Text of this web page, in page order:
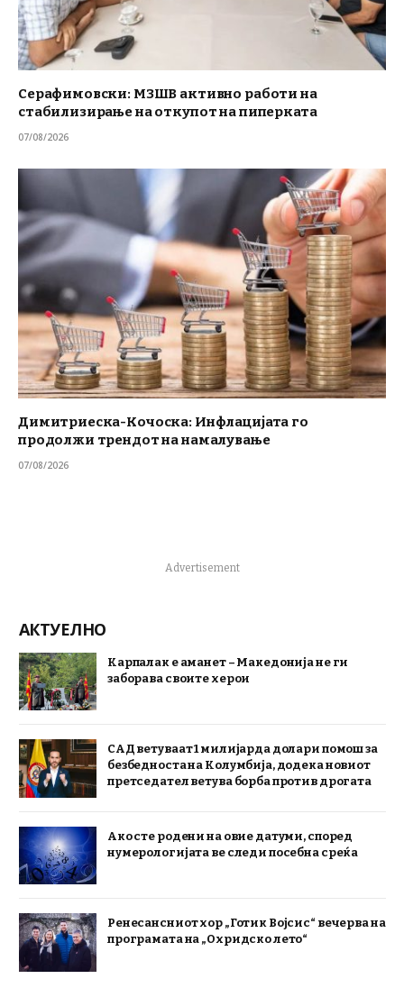
Серафимовски: МЗШВ активно работи на
стабилизирање на откупот на пиперката
07/08/2026
Димитриеска-Кочоска: Инфлацијата го
продолжи трендот на намалување
07/08/2026
Advertisement
АКТУЕЛНО
Карпалак е аманет – Македонија не ги
заборава своите херои
САД ветуваат 1 милијарда долари помош за
безбедноста на Колумбија, додека новиот
претседател ветува борба против дрогата
Ако сте родени на овие датуми, според
нумерологијата ве следи посебна среќа
Ренесансниот хор „Готик Војсис“ вечерва на
програмата на „Охридско лето“